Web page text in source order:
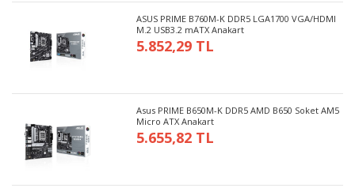
ASUS PRIME B760M-K DDR5 LGA1700 VGA/HDMI
M.2 USB3.2 mATX Anakart
5.852,29 TL
Asus PRIME B650M-K DDR5 AMD B650 Soket AM5
Micro ATX Anakart
5.655,82 TL